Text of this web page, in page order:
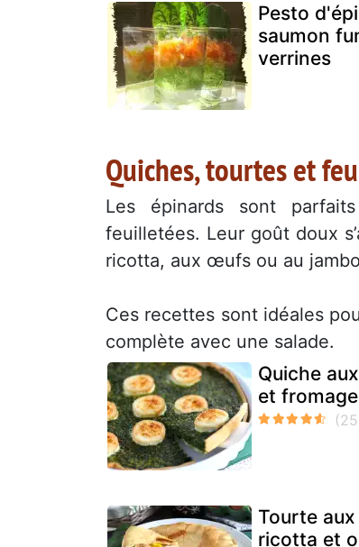
Pesto
saumon
verrines
Quiches, tourtes et
Les épinards sont
feuilletées. Leur goût doux
ricotta, aux œufs ou au
Ces recettes sont idéales
complète avec une salade.
Quiche
et
Tourte
ricotta et